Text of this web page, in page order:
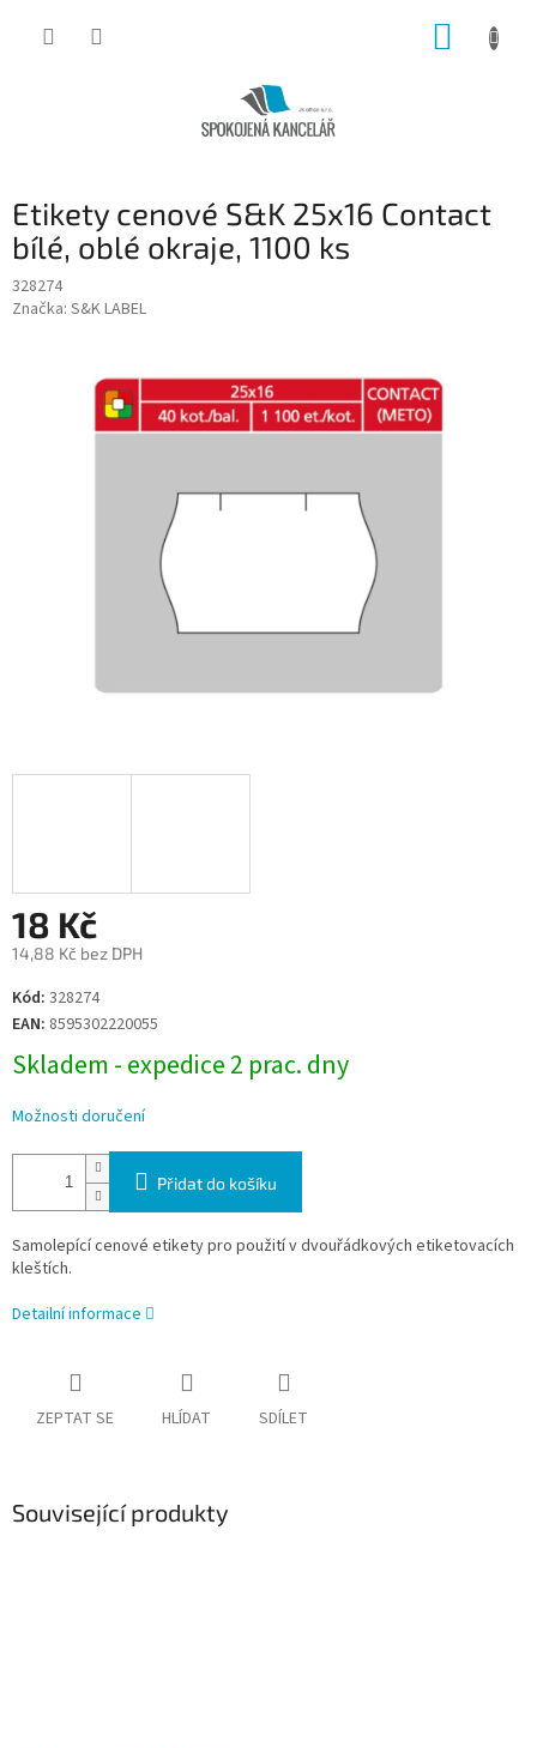
Etikety cenové S&K 25x16 Contact
bílé, oblé okraje, 1100 ks
328274
Značka: S&K LABEL
18 Kč
14,88 Kč bez DPH
Měrná
cena:
Kód: 328274
EAN: 8595302220055
Skladem - expedice 2 prac. dny
Možnosti doručení
Přidat do košíku
Samolepící cenové etikety pro použití v dvouřádkových etiketovacích
kleštích.
Detailní informace
ZEPTAT SE HLÍDAT SDÍLET
Související produkty